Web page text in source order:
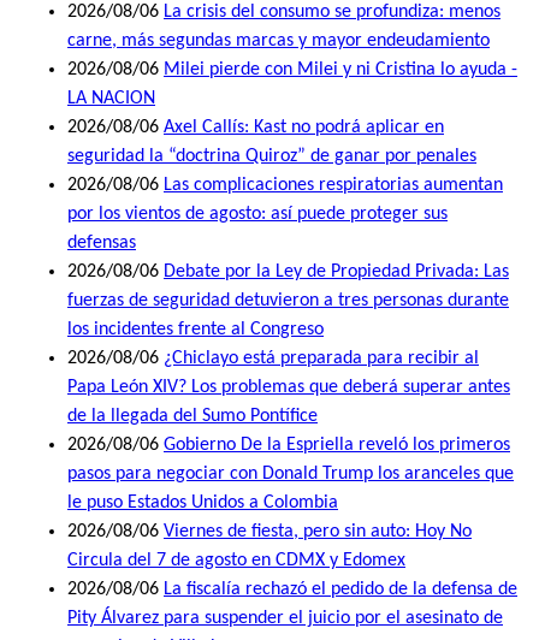
2026/08/06 La crisis del consumo se profundiza: menos
carne, más segundas marcas y mayor endeudamiento
2026/08/06 Milei pierde con Milei y ni Cristina lo ayuda -
LA NACION
2026/08/06 Axel Callís: Kast no podrá aplicar en
seguridad la “doctrina Quiroz” de ganar por penales
2026/08/06 Las complicaciones respiratorias aumentan
por los vientos de agosto: así puede proteger sus
defensas
2026/08/06 Debate por la Ley de Propiedad Privada: Las
fuerzas de seguridad detuvieron a tres personas durante
los incidentes frente al Congreso
2026/08/06 ¿Chiclayo está preparada para recibir al
Papa León XIV? Los problemas que deberá superar antes
de la llegada del Sumo Pontífice
2026/08/06 Gobierno De la Espriella reveló los primeros
pasos para negociar con Donald Trump los aranceles que
le puso Estados Unidos a Colombia
2026/08/06 Viernes de fiesta, pero sin auto: Hoy No
Circula del 7 de agosto en CDMX y Edomex
2026/08/06 La fiscalía rechazó el pedido de la defensa de
Pity Álvarez para suspender el juicio por el asesinato de